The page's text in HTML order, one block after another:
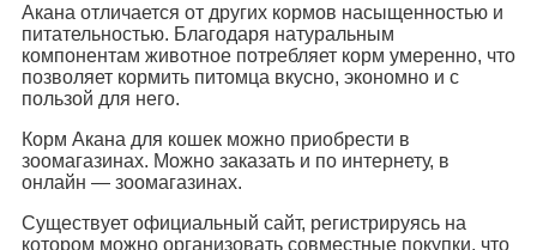
Акана отличается от других кормов насыщенностью и
питательностью. Благодаря натуральным
компонентам животное потребляет корм умеренно, что
позволяет кормить питомца вкусно, экономно и с
пользой для него.
Корм Акана для кошек можно приобрести в
зоомагазинах. Можно заказать и по интернету, в
онлайн — зоомагазинах.
Существует официальный сайт, регистрируясь на
котором можно организовать совместные покупки, что